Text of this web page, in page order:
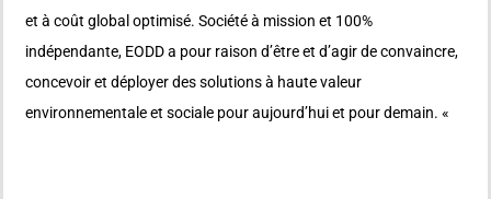
et à coût global optimisé. Société à mission et 100%
indépendante, EODD a pour raison d’être et d’agir de convaincre,
concevoir et déployer des solutions à haute valeur
environnementale et sociale pour aujourd’hui et pour demain. «